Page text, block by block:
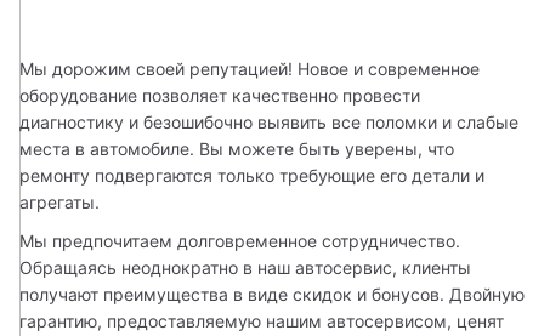
Мы дорожим своей репутацией! Новое и современное
оборудование позволяет качественно провести
диагностику и безошибочно выявить все поломки и слабые
места в автомобиле. Вы можете быть уверены, что
ремонту подвергаются только требующие его детали и
агрегаты.
Мы предпочитаем долговременное сотрудничество.
Обращаясь неоднократно в наш автосервис, клиенты
получают преимущества в виде скидок и бонусов. Двойную
гарантию, предоставляемую нашим автосервисом, ценят